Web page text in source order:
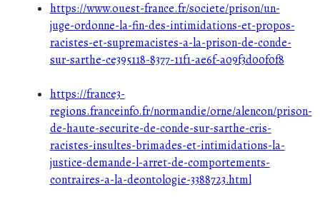
https://www.ouest-france.fr/societe/prison/un-
juge-ordonne-la-fin-des-intimidations-et-propos-
racistes-et-supremacistes-a-la-prison-de-conde-
sur-sarthe-ce395118-8377-11f1-ae6f-a09f3d00f0f8
https://france3-
regions.franceinfo.fr/normandie/orne/alencon/prison-
de-haute-securite-de-conde-sur-sarthe-cris-
racistes-insultes-brimades-et-intimidations-la-
justice-demande-l-arret-de-comportements-
contraires-a-la-deontologie-3388723.html